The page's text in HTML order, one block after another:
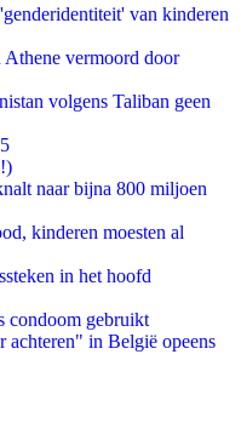
van kinderen
vermoord door
volgens Taliban geen
naar bijna 800 miljoen
kinderen moesten al
in het hoofd
condoom gebruikt
achteren" in België opeens